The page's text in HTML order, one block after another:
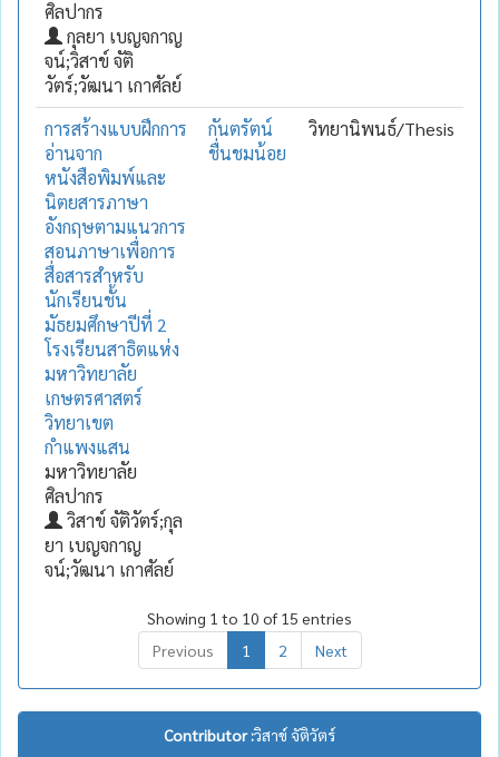
ศิลปากร
กุลยา เบญจกาญ
จน์;วิสาข์ จัติ
วัตร์;วัฒนา เกาศัลย์
การสร้างแบบฝึกการ
อ่านจาก
หนังสือพิมพ์และ
นิตยสารภาษา
อังกฤษตามแนวการ
สอนภาษาเพื่อการ
สื่อสารสำหรับ
นักเรียนชั้น
มัธยมศึกษาปีที่ 2
โรงเรียนสาธิตแห่ง
มหาวิทยาลัย
เกษตรศาสตร์
วิทยาเขต
กำแพงแสน
มหาวิทยาลัย
ศิลปากร
วิสาข์ จัติวัตร์;กุล
ยา เบญจกาญ
จน์;วัฒนา เกาศัลย์
กันตรัตน์
ชื่นชมน้อย
วิทยานิพนธ์/Thesis
Showing 1 to 10 of 15 entries
Previous
1 2 Next
Contributor :วิสาข์ จัติวัตร์